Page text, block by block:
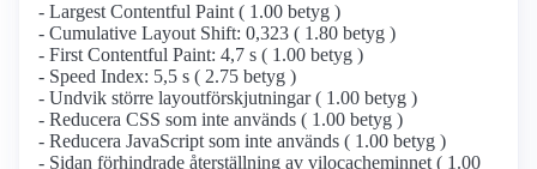
- Largest Contentful Paint ( 1.00 betyg )
- Cumulative Layout Shift: 0,323 ( 1.80 betyg )
- First Contentful Paint: 4,7 s ( 1.00 betyg )
- Speed Index: 5,5 s ( 2.75 betyg )
- Undvik större layoutförskjutningar ( 1.00 betyg )
- Reducera CSS som inte används ( 1.00 betyg )
- Reducera JavaScript som inte används ( 1.00 betyg )
- Sidan förhindrade återställning av vilocacheminnet ( 1.00